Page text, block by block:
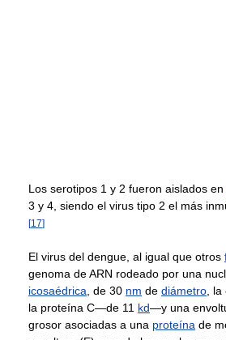
Los serotipos 1 y 2 fueron aislados en
3 y 4, siendo el virus tipo 2 el más
[17]
El virus del dengue, al igual que otros
genoma de ARN rodeado por una
icosaédrica , de 30 nm de diámetro ,
la proteína C—de 11 kd—y una
grosor asociadas a una proteína de